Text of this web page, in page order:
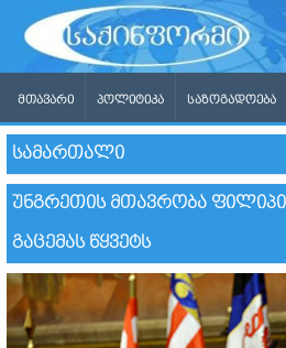
ᲛᲗᲐᲕᲐᲠᲘ ᲞᲝᲚᲘᲢᲘᲙᲐ ᲡᲐᲖᲝᲒᲐᲓᲝᲔᲑᲐ
ᲡᲐᲛᲐᲠᲗᲐᲚᲘ
ᲣᲜᲒᲠᲔᲗᲘᲡ ᲛᲗᲐᲕᲠᲝᲑᲐ
ᲒᲐᲪᲔᲛᲐᲡ ᲬᲧᲕᲔᲢᲡ